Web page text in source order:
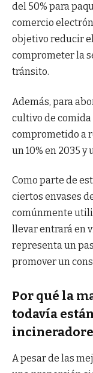
del 50% para
comercio
objetivo reducir
comprometer la
tránsito.
Además, para
cultivo de comida
comprometido a
un 10% en 2035 y
Como parte de
ciertos envases
comúnmente
llevar entrará en
representa un
promover un
Por qué la
todavía
A pesar de las